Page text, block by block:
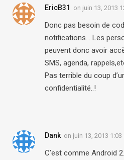
EricB31 on juin 13, 2013
Donc pas besoin de
notifications… Les
peuvent donc avoir
SMS, agenda,
Pas terrible du coup
confidentialité..!
Dank on juin 13, 2013 1:03
C’est comme Android